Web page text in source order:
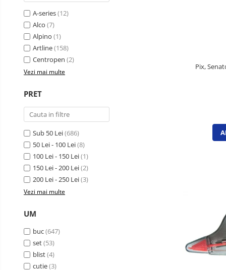
Clasoare, mape si suporti pentru
carti de vizita
Clipboarduri pentru documente
Cutii si containere de arhivare
Dosare de prezentare
Dosare din carton
Dosare din plastic
Dosare suspendabile
Etichete bibliorafturi
File de protectie
Index autoadeziv
Mape din carton
Mape din plastic
Suporturi pentru dosare
suspendabile
Articole din hartie
Blocnotesuri
A-series(12)
Alco (7)
Alpino (1)
Artline(158)
Centropen (2)
Vezi mai multe
PRET
Sub 50 Lei(686)
50 Lei - 100 Lei(8)
100 Lei - 150 Lei(1)
150 Lei - 200 Lei(2)
200 Lei - 250 Lei(3)
Vezi mai multe
UM
buc(647)
set(53)
blist(4)
cutie(3)
Pix,